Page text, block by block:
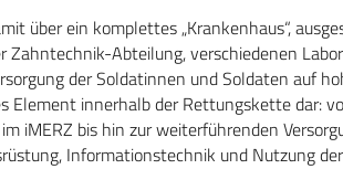
über ein komplettes „Krankenhaus“,
Zahntechnik-Abteilung, verschiedenen
der Soldatinnen und Soldaten auf
Element innerhalb der Rettungskette dar:
iMERZ bis hin zur weiterführenden
Informationstechnik und Nutzung